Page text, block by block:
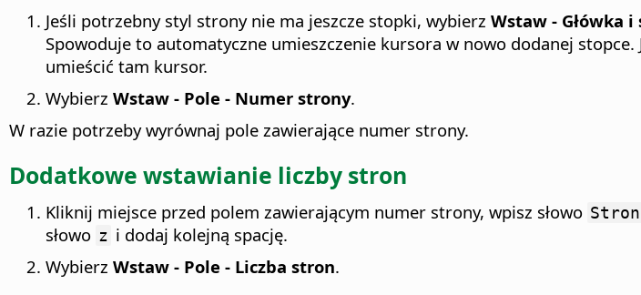
Jeśli potrzebny styl strony nie ma jeszcze stopki, wybierz Wstaw - Główka
Spowoduje to automatyczne umieszczenie kursora w nowo dodanej
umieścić tam kursor.
Wybierz Wstaw - Pole - Numer strony.
W razie potrzeby wyrównaj pole zawierające numer strony.
Dodatkowe wstawianie liczby stron
Kliknij miejsce przed polem zawierającym numer strony, wpisz słowo
słowo z i dodaj kolejną spację.
Wybierz Wstaw - Pole - Liczba stron.